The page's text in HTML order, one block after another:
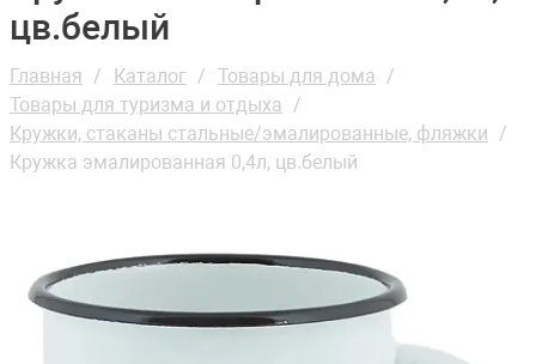
цв.белый
Главная Каталог
Товары для дома
Товары для туризма и отдыха
Кружки, стаканы стальные/эмалированные, фляжки
Кружка эмалированная 0,4л, цв.белый